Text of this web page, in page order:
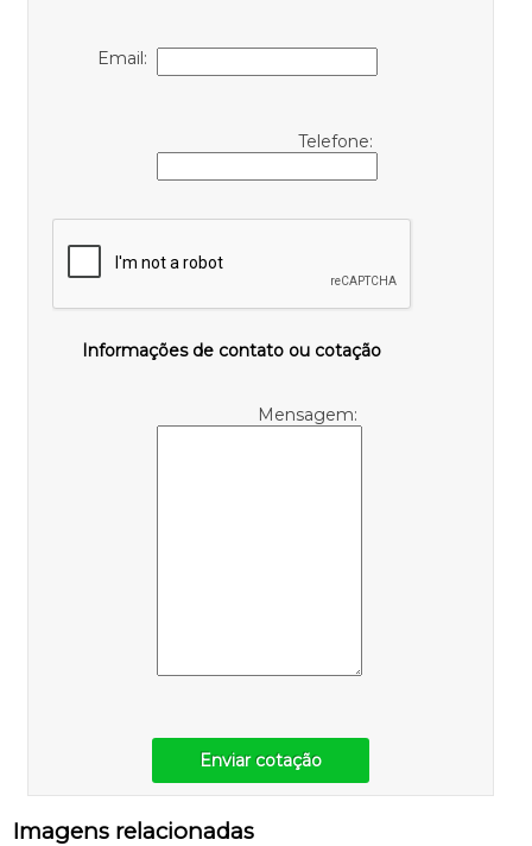
Email:
Telefone:
Informações de contato ou cotação
Mensagem:
Enviar cotação
Imagens relacionadas